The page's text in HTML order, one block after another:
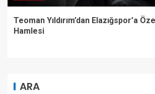
Teoman Yıldırım’dan Elazığspor’a
Hamlesi
ARA